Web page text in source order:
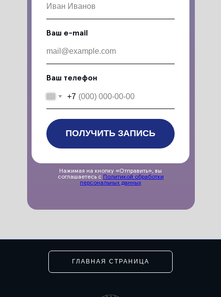
Ваш e-mail
Ваш телефон
+7
ПОЛУЧИТЬ ЗАПИСЬ
Нажимая на кнопку «Отправить», вы
соглашаетесь с Политикой обработки
персональных данных
ГЛАВНАЯ СТРАНИЦА